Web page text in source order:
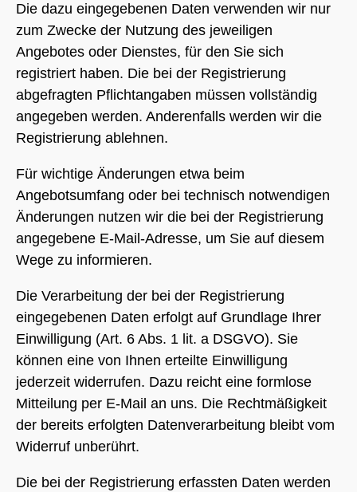
Die dazu eingegebenen Daten verwenden wir nur
zum Zwecke der Nutzung des jeweiligen
Angebotes oder Dienstes, für den Sie sich
registriert haben. Die bei der Registrierung
abgefragten Pflichtangaben müssen vollständig
angegeben werden. Anderenfalls werden wir die
Registrierung ablehnen.
Für wichtige Änderungen etwa beim
Angebotsumfang oder bei technisch notwendigen
Änderungen nutzen wir die bei der Registrierung
angegebene E-Mail-Adresse, um Sie auf diesem
Wege zu informieren.
Die Verarbeitung der bei der Registrierung
eingegebenen Daten erfolgt auf Grundlage Ihrer
Einwilligung (Art. 6 Abs. 1 lit. a DSGVO). Sie
können eine von Ihnen erteilte Einwilligung
jederzeit widerrufen. Dazu reicht eine formlose
Mitteilung per E-Mail an uns. Die Rechtmäßigkeit
der bereits erfolgten Datenverarbeitung bleibt vom
Widerruf unberührt.
Die bei der Registrierung erfassten Daten werden